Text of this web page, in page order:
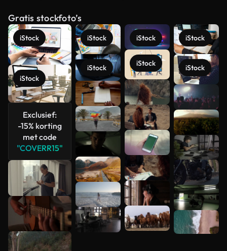
Gratis stockfoto’s
iStock
iStock
Exclusief:
-15% korting
met code
"COVERR15"
iStock
iStock
iStock
iStock
iStock
iStock
Meer
bekijken